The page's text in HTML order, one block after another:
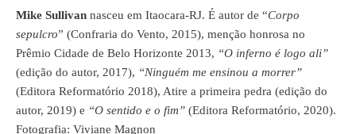
Mike Sullivan nasceu em Itaocara-RJ. É autor de “Corpo
sepulcro” (Confraria do Vento, 2015), menção honrosa no
Prêmio Cidade de Belo Horizonte 2013, “O inferno é logo ali”
(edição do autor, 2017), “Ninguém me ensinou a morrer”
(Editora Reformatório 2018), Atire a primeira pedra (edição do
autor, 2019) e “O sentido e o fim” (Editora Reformatório, 2020).
Fotografia: Viviane Magnon